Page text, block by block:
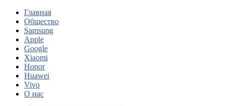
Главная
Общество
Samsung
Apple
Google
Xiaomi
Honor
Huawei
Vivo
О нас